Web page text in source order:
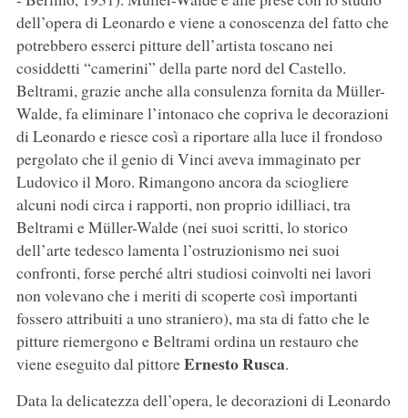
dell’opera di Leonardo e viene a conoscenza del fatto che
potrebbero esserci pitture dell’artista toscano nei
cosiddetti “camerini” della parte nord del Castello.
Beltrami, grazie anche alla consulenza fornita da Müller-
Walde, fa eliminare l’intonaco che copriva le decorazioni
di Leonardo e riesce così a riportare alla luce il frondoso
pergolato che il genio di Vinci aveva immaginato per
Ludovico il Moro. Rimangono ancora da sciogliere
alcuni nodi circa i rapporti, non proprio idilliaci, tra
Beltrami e Müller-Walde (nei suoi scritti, lo storico
dell’arte tedesco lamenta l’ostruzionismo nei suoi
confronti, forse perché altri studiosi coinvolti nei lavori
non volevano che i meriti di scoperte così importanti
fossero attribuiti a uno straniero), ma sta di fatto che le
pitture riemergono e Beltrami ordina un restauro che
viene eseguito dal pittoreErnesto Rusca.
Data la delicatezza dell’opera, le decorazioni di Leonardo